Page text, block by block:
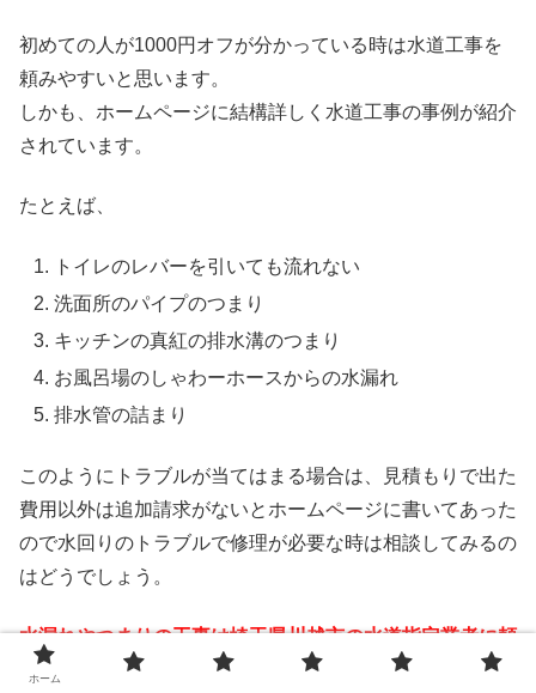
初めての人が1000円オフが分かっている時は水道工事を
頼みやすいと思います。
しかも、ホームページに結構詳しく水道工事の事例が紹介
されています。
たとえば、
トイレのレバーを引いても流れない
洗面所のパイプのつまり
キッチンの真紅の排水溝のつまり
お風呂場のしゃわーホースからの水漏れ
排水管の詰まり
このようにトラブルが当てはまる場合は、見積もりで出た
費用以外は追加請求がないとホームページに書いてあった
ので水回りのトラブルで修理が必要な時は相談してみるの
はどうでしょう。
水漏れやつまりの工事は埼玉県川越市の水道指定業者に頼
むのが必須です。
ホーム